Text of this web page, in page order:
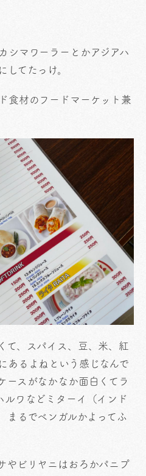
シマワーラーとかアジアハ
してたっけ。
食材のフードマーケット兼
て、スパイス、豆、米、紅
あるよねという感じなんで
ースがなかなか面白くてラ
ルワなどミターイ（インド
まるでベンガルかよってふ
やビリヤニはおろかパニプ